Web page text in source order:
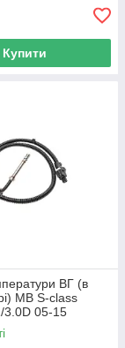
Купити
ВГ (в
MB S-class
3.0D 05-15
UA62